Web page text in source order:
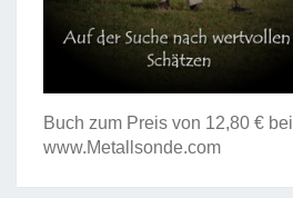
Buch zum Preis von 12,80 € bei
www.Metallsonde.com